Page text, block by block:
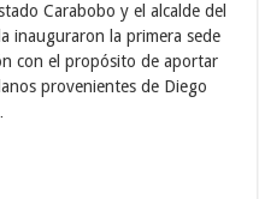
Carabobo y el alcalde del
inauguraron la primera sede
con el propósito de aportar
provenientes de Diego